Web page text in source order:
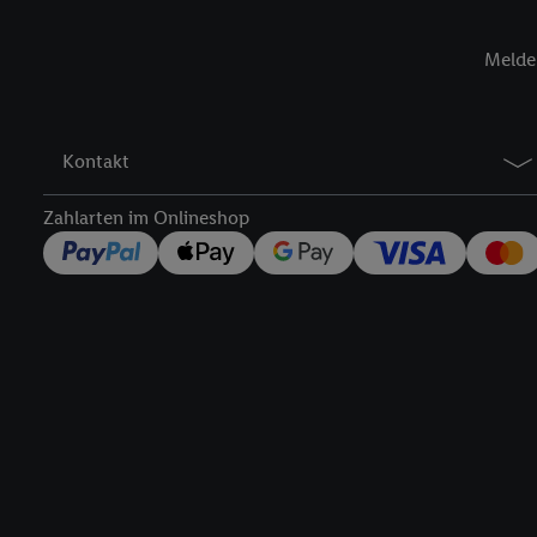
Kontakt
Zahlarten im Onlineshop
werden, damit wir
Nutzung der Utiq-
die Lidl-Dienste)
Durch einen Klick auf
genannten Partner
jederzeit mit Wirkung
Unter
nachfolgend
Gewährleistung der
Verknüpfung
Messung des Erfolgs